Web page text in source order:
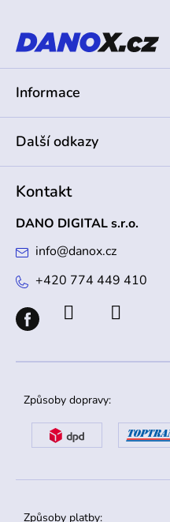
t
Informace
Další odkazy
Kontakt
DANO DIGITAL s.r.o.
info@danox.cz
+420 774 449 410
Způsoby dopravy:
Způsoby platby: